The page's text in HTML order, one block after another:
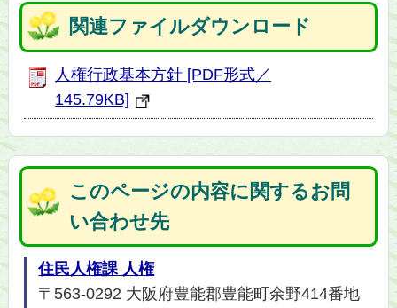
関連ファイルダウンロード
人権行政基本方針 [PDF形式／
145.79KB]
このページの内容に関するお問
い合わせ先
住民人権課 人権
〒563-0292 大阪府豊能郡豊能町余野414番地